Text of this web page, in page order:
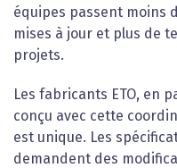
équipes passent moins
mises à jour et plus de
projets.
Les fabricants ETO, en
conçu avec cette
est unique. Les
demandent des